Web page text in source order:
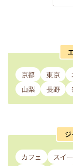
京都 東京
山梨
長野
カフェ スイ